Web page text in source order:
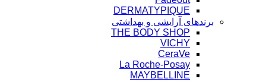
DERMATYPIQUE
برندهای آرایشی و بهداشتی
THE BODY SHOP
VICHY
CeraVe
La Roche-Posay
MAYBELLINE